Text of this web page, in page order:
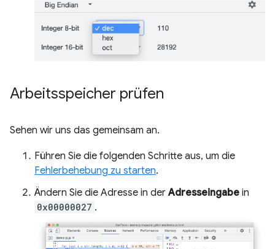
Arbeitsspeicher prüfen
Sehen wir uns das gemeinsam an.
Führen Sie die folgenden Schritte aus, um die
Fehlerbehebung zu starten.
Ändern Sie die Adresse in derAdresseingabe in
0x00000027 .